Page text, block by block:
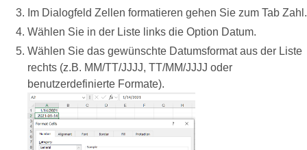
Im Dialogfeld Zellen formatieren gehen Sie zum Tab Zahl.
Wählen Sie in der Liste links die Option Datum.
Wählen Sie das gewünschte Datumsformat aus der Liste
rechts (z.B. MM/TT/JJJJ, TT/MM/JJJJ oder
benutzerdefinierte Formate).